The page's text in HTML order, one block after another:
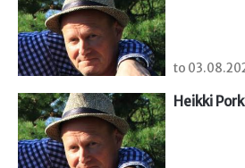
to
Heikki